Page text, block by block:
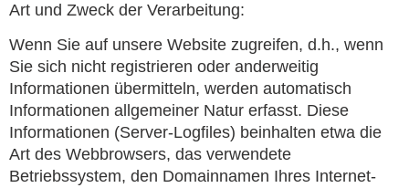
Art und Zweck der Verarbeitung:
Wenn Sie auf unsere Website zugreifen, d.h., wenn
Sie sich nicht registrieren oder anderweitig
Informationen übermitteln, werden automatisch
Informationen allgemeiner Natur erfasst. Diese
Informationen (Server-Logfiles) beinhalten etwa die
Art des Webbrowsers, das verwendete
Betriebssystem, den Domainnamen Ihres Internet-